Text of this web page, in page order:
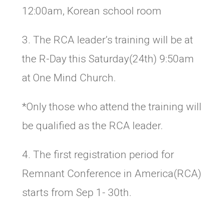
12:00am, Korean school room
3. The RCA leader’s training will be at
the R-Day this Saturday(24th) 9:50am
at One Mind Church.
*Only those who attend the training will
be qualified as the RCA leader.
4. The first registration period for
Remnant Conference in America(RCA)
starts from Sep 1- 30th.